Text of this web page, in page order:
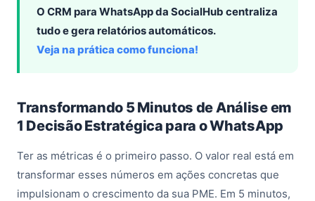
O CRM para WhatsApp da SocialHub centraliza
tudo e gera relatórios automáticos.
Veja na prática como funciona!
Transformando 5 Minutos de Análise em
1 Decisão Estratégica para o WhatsApp
Ter as métricas é o primeiro passo. O valor real está em
transformar esses números em ações concretas que
impulsionam o crescimento da sua PME. Em 5 minutos,